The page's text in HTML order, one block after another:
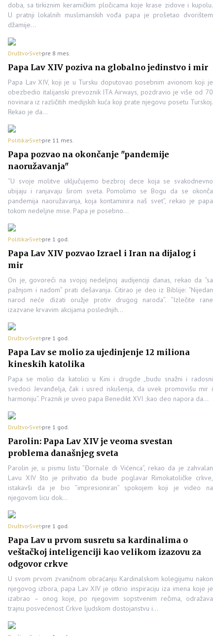
doba, sa tirkiznim keramičkim pločicama koje krase zidove i kupolu.
U pratnji lokalnih muslimanskih vođa papa je prošetao dvorištem
džamije…
Društvo Svet pre 8 mes.
Papa Lav XIV poziva na globalno jedinstvo i mir
Papa Lav XIV, koji je u Tursku doputovao posebnim avionom koji je
obezbedio italijanski prevoznik ITA Airways, pozdravio je više od 70
novinara iz različitih medijskih kuća koji prate njegovu posetu Turskoj.
Rekao je da…
Politika Svet pre 11 mes.
Papa pozvao na okončanje "pandemije
naoružavanja"
“U svoje molitve uključujemo bezbroj dece koja se svakodnevno
ubijaju i ranjavaju širom sveta. Pomolimo se Bogu da se okonča
pandemija naoružavanja, koja kontaminira naš svet”, rekao je papa
tokom nedeljne mise. Papa je posebno…
Politika Svet pre 1 god.
Papa Lav XIV pozvao Izrael i Iran na dijalog i
mir
On je, govoreć́i na svojoj nedeljnoj audijenciji danas, rekao da “sa
pažnjom i nadom” prati dešavanja. Citirao je deo iz Biblije: “Nijedan
narod neće dizati oružje protiv drugog naroda”. “Izlečite rane
izazvane krvavim akcijama poslednjih…
Društvo Svet pre 1 god.
Papa Lav se molio za ujedinjenje 12 miliona
kineskih katolika
Papa se molio da katolici u Kini i drugde „budu snažni i radosni
svedoci Jevanđelja, čak i usred iskušenja, da uvek promovišu mir i
harmoniju“. Praznik je uveo papa Benedikt XVI ;kao deo napora da…
Društvo Svet pre 1 god.
Parolin: Papa Lav XIV je veoma svestan
problema današnjeg sveta
Parolin je, u pismu listu ”Đornale di Vićenca”, rekao da je zahvalan
Lavu XIV što je prihvatio da bude poglavar Rimokatoličke crkve,
istakavši da je bio ”impresioniran” spokojem koji je video na
njegovom licu dok…
Društvo Svet pre 1 god.
Papa Lav u ​​prvom susretu sa kardinalima o
veštačkoj inteligenciji kao velikom izazovu za
odgovor crkve
U svom prvom zvaničnom obraćanju Kardinalskom kolegijumu nakon
njegovog izbora, papa Lav XIV je otkrio inspiraciju iza imena koje je
izabrao – onog koje, po njegovim sopstvenim rečima, odražava
trajnu posvećenost Crkve ljudskom dostojanstvu i…